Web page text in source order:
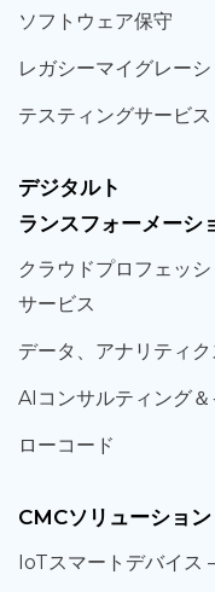
ソフト ウェア保守
レガシーマイグレー
テスティングサービス
デジタルト
ランスフォーメーシ
クラウドプロフェッ
サービス
データ、 アナリティク
AIコンサルティング＆
ローコード
CMCソリューション
IoTスマートデバイス